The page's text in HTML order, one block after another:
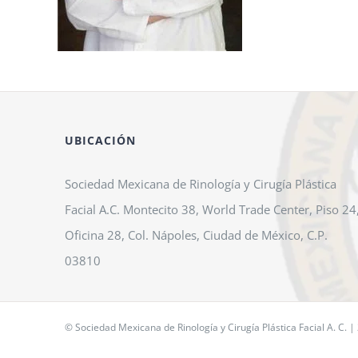
UBICACIÓN
Sociedad Mexicana de Rinología y Cirugía Plástica
Facial A.C. Montecito 38, World Trade Center, Piso 24,
Oficina 28, Col. Nápoles, Ciudad de México, C.P.
03810
© Sociedad Mexicana de Rinología y Cirugía Plástica Facial A. C. |